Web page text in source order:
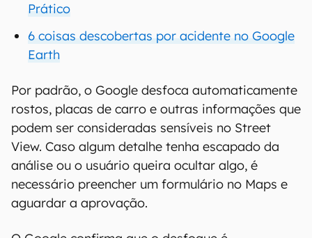
Prático
6 coisas descobertas por acidente no Google
Earth
Por padrão, o Google desfoca automaticamente
rostos, placas de carro e outras informações que
podem ser consideradas sensíveis no Street
View. Caso algum detalhe tenha escapado da
análise ou o usuário queira ocultar algo, é
necessário preencher um formulário no Maps e
aguardar a aprovação.